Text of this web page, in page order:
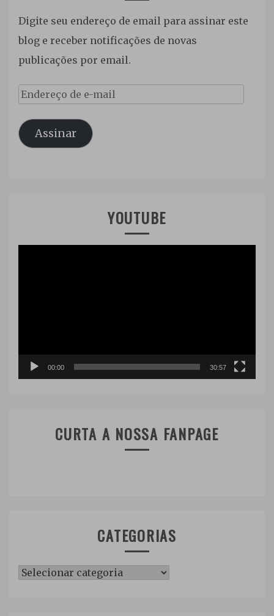
Digite seu endereço de email para assinar este
blog e receber notificações de novas
publicações por email.
Endereço
e-
Assinar
YOUTUBE
00:00 30:57
CURTA A NOSSA FANPAGE
CATEGORIAS
Categorias